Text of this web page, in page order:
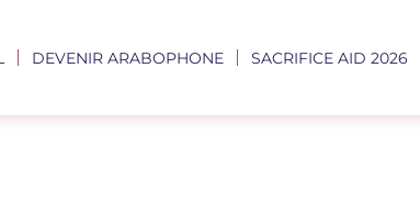
DEVENIR ARABOPHONE SACRIFICE AID 2026